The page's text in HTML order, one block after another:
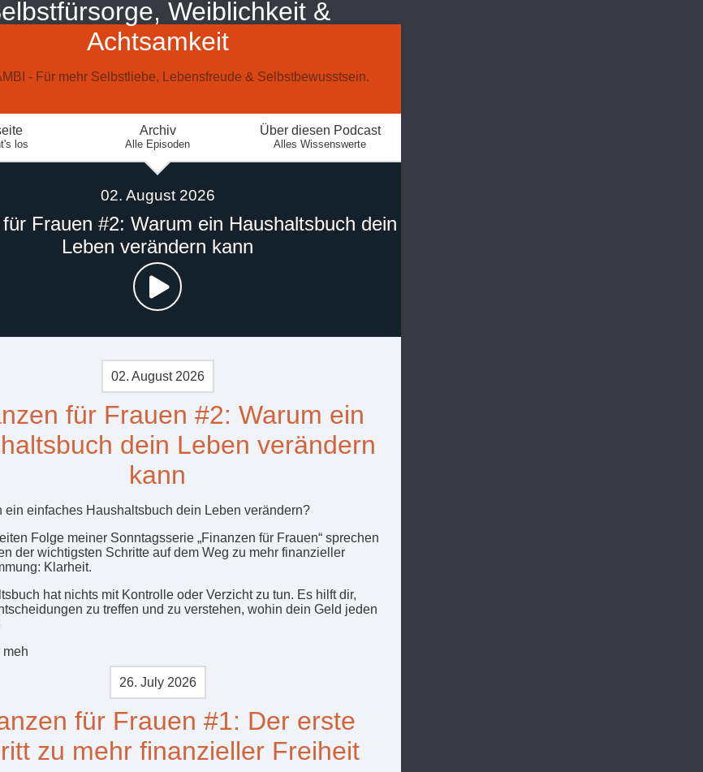
Weiblichkeit &
Achtsamkeit
- Für mehr Selbstliebe, Lebensfreude & Selbstbewusstsein.
los
Archiv
Alle Episoden
Über diesen Podcast
Alles Wissenswerte
02. August 2026
Frauen #2: Warum ein Haushaltsbuch dein
Leben verändern kann
02. August 2026
für Frauen #2: Warum ein
dein Leben verändern
kann
ein einfaches Haushaltsbuch dein Leben verändern?
Folge meiner Sonntagsserie „Finanzen für Frauen“ sprechen
der wichtigsten Schritte auf dem Weg zu mehr finanzieller
Klarheit.
hat nichts mit Kontrolle oder Verzicht zu tun. Es hilft dir,
zu treffen und zu verstehen, wohin dein Geld jeden
meh
26. July 2026
für Frauen #1: Der erste
zu mehr finanzieller Freiheit